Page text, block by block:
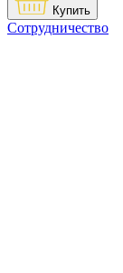
Купить
Сотрудничество